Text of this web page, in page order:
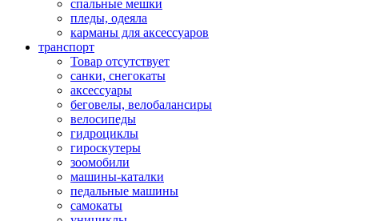
спальные мешки
пледы, одеяла
карманы для аксеcсуаров
транспорт
Товар отсутствует
санки, снегокаты
аксессуары
беговелы, велобалансиры
велосипеды
гидроциклы
гироскутеры
зоомобили
машины-каталки
педальные машины
самокаты